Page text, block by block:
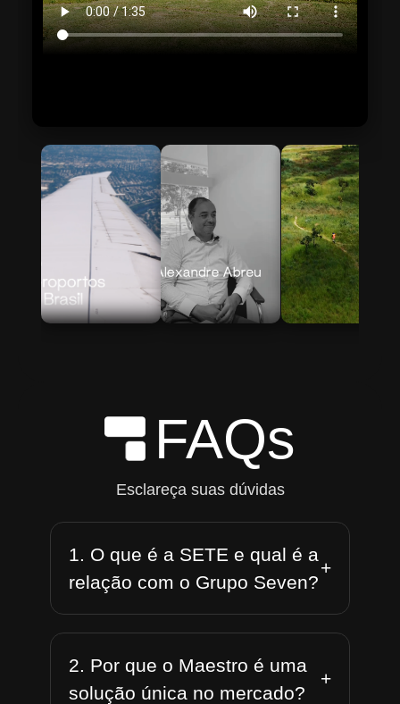
FAQs
Esclareça suas dúvidas
1. O que é a SETE e qual é a
relação com o Grupo Seven?
+
2. Por que o Maestro é uma
solução única no mercado?
+